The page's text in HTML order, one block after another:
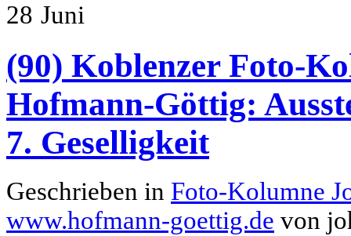
28 Juni
(90) Koblenzer Foto-
Hofmann-Göttig:
7. Geselligkeit
Geschrieben in Foto-Kolumne
www.hofmann-goettig.de von